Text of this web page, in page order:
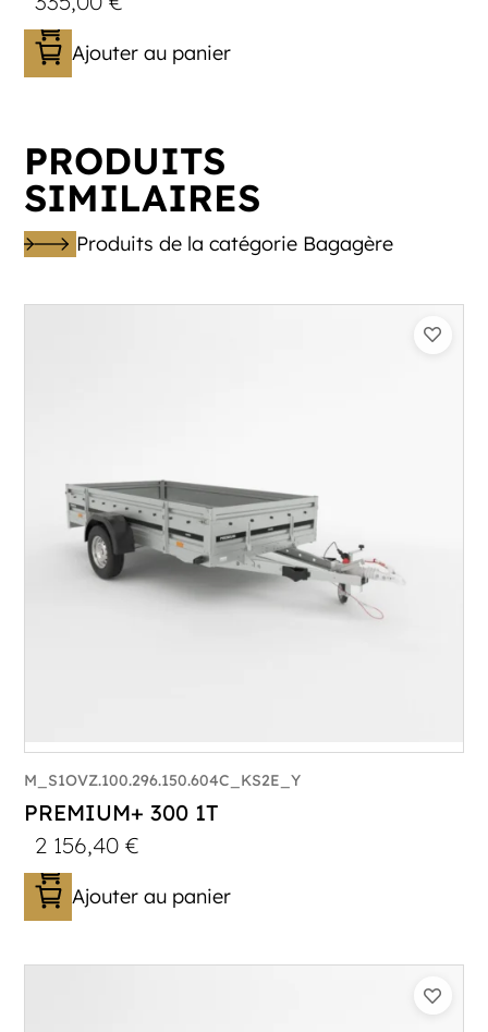
Ajouter au panier
PRODUITS
SIMILAIRES
Produits de la catégorie Bagagère
M_S1OVZ.100.296.150.604C_KS2E_Y
PREMIUM+ 300 1T
2 156,40€
Ajouter au panier